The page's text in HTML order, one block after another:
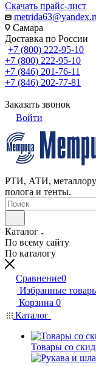
Скачать прайс-лист
Самара
Доставка по России
+7 (800) 222-95-10
+7 (800) 222-95-10
+7 (846) 201-76-11
+7 (846) 202-77-81
Заказать звонок
Войти
РТИ, АТИ,
полога и тенты.
Каталог
По всему сайту
По каталогу
Сравнение0
Избранные
Корзина 0
Каталог
Товары со